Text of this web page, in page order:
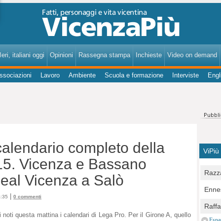
italiani oggi Opinioni Rassegna stampa Inchieste Video on demand
Lavoro Ambiente Scuola e formazione Interviste
completo della
Vicenza e Bassano
Vicenza a Salò
0 commenti
noti questa mattina i calendari di Lega Pro. Per il Girone A, quello
ViPiù
per
E